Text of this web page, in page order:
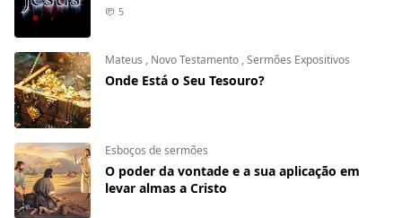
5
Mateus , Novo Testamento ,Sermões Expositivos
Onde Está o Seu Tesouro?
Esboços de sermões
O poder da vontade e a sua aplicação em
levar almas a Cristo